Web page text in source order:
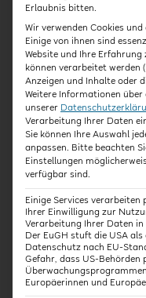
trockene Theorie,
Praxis in der Kita-
Interaktiv gestaltet,
immer nah an der
Diese
Grundsätze der
Richtigkeit
Vertraulichkeit
Erlaubnis bitten.
Wir verwenden Cookies
Einige von ihnen sind
Website und Ihre Erfahrung
können verarbeitet werden
Anzeigen und Inhalte oder
Weitere Informationen über
unserer
Verarbeitung Ihrer Daten
Sie können Ihre Auswahl
anpassen. Bitte beachten
Einstellungen
verfügbar sind.
Einige Services verarbeiten
Ihrer Einwilligung zur
Verarbeitung Ihrer Daten in
Der EuGH stuft die USA
Datenschutz nach EU-
Gefahr, dass US-Behörden
Europäerinnen und